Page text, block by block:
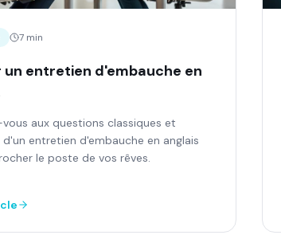
7 min
un entretien d'embauche en
aux questions classiques et
d'un entretien d'embauche en anglais
le poste de vos rêves.